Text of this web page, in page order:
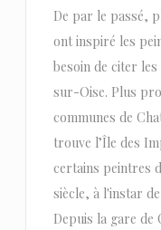
De par le passé,
ont inspiré les
besoin de citer
sur-Oise. Plus
communes de
trouve l’Île des
certains peintres
siècle, à l'instar
Depuis la gare de